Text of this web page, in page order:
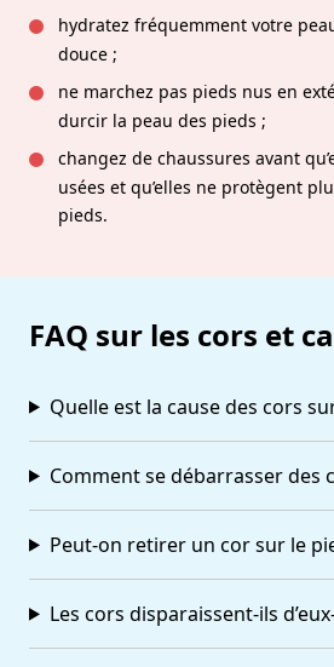
hydratez fréquemment votre
douce ;
ne marchez pas pieds nus en
durcir la peau des pieds ;
changez de chaussures avant
usées et qu’elles ne protègent
pieds.
FAQ sur les cors et
Quelle est la cause des cors
Comment se débarrasser des
Peut-on retirer un cor sur le
Les cors disparaissent-ils